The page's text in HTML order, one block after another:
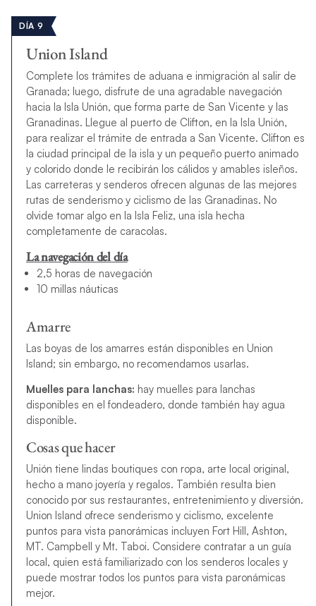
DÍA 9
Union Island
Complete los trámites de aduana e inmigración al salir de
Granada; luego, disfrute de una agradable navegación
hacia la Isla Unión, que forma parte de San Vicente y las
Granadinas. Llegue al puerto de Clifton, en la Isla Unión,
para realizar el trámite de entrada a San Vicente. Clifton es
la ciudad principal de la isla y un pequeño puerto animado
y colorido donde le recibirán los cálidos y amables isleños.
Las carreteras y senderos ofrecen algunas de las mejores
rutas de senderismo y ciclismo de las Granadinas. No
olvide tomar algo en la Isla Feliz, una isla hecha
completamente de caracolas.
La navegación del día
2,5 horas de navegación
10 millas náuticas
Amarre
Las boyas de los amarres están disponibles en Union
Island; sin embargo, no recomendamos usarlas.
Muelles para lanchas: hay muelles para lanchas
disponibles en el fondeadero, donde también hay agua
disponible.
Cosas que hacer
Unión tiene lindas boutiques con ropa, arte local original,
hecho a mano joyería y regalos. También resulta bien
conocido por sus restaurantes, entretenimiento y diversión.
Union Island ofrece senderismo y ciclismo, excelente
puntos para vista panorámicas incluyen Fort Hill, Ashton,
MT. Campbell y Mt. Taboi. Considere contratar a un guía
local, quien está familiarizado con los senderos locales y
puede mostrar todos los puntos para vista paronámicas
mejor.